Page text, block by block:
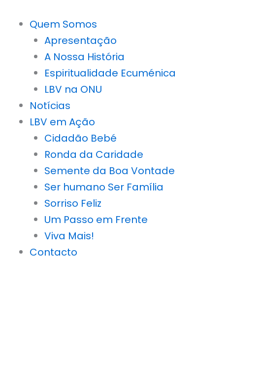
para
conteúdo
Quem Somos
Apresentação
A Nossa História
Espiritualidade Ecuménica
LBV na ONU
Notícias
LBV em Ação
Cidadão Bebé
Ronda da Caridade
Semente da Boa Vontade
Ser humano Ser Família
Sorriso Feliz
Um Passo em Frente
Viva Mais!
Contacto